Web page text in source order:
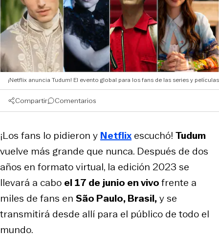
¡Netflix anuncia Tudum! El evento global para los fans de las series y películas
Compartir Comentarios
¡Los fans lo pidieron y Netflix escuchó! Tudum
vuelve más grande que nunca. Después de dos
años en formato virtual, la edición 2023 se
llevará a cabo el 17 de junio en vivofrente a
miles de fans en São Paulo, Brasil,y se
transmitirá desde allí para el público de todo el
mundo.